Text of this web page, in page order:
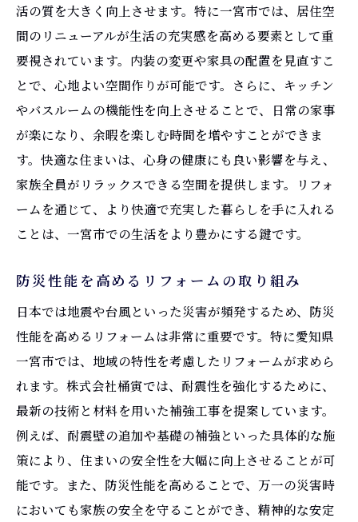
活の質を大きく向上させます。特に一宮市では、居住空
間のリニューアルが生活の充実感を高める要素として重
要視されています。内装の変更や家具の配置を見直すこ
とで、心地よい空間作りが可能です。さらに、キッチン
やバスルームの機能性を向上させることで、日常の家事
が楽になり、余暇を楽しむ時間を増やすことができま
す。快適な住まいは、心身の健康にも良い影響を与え、
家族全員がリラックスできる空間を提供します。リフォ
ームを通じて、より快適で充実した暮らしを手に入れる
ことは、一宮市での生活をより豊かにする鍵です。
防災性能を高めるリフォームの取り組み
日本では地震や台風といった災害が頻発するため、防災
性能を高めるリフォームは非常に重要です。特に愛知県
一宮市では、地域の特性を考慮したリフォームが求めら
れます。株式会社桶寅では、耐震性を強化するために、
最新の技術と材料を用いた補強工事を提案しています。
例えば、耐震壁の追加や基礎の補強といった具体的な施
策により、住まいの安全性を大幅に向上させることが可
能です。また、防災性能を高めることで、万一の災害時
においても家族の安全を守ることができ、精神的な安定